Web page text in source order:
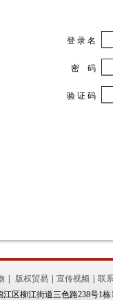
登 录 名
密 码
验 证 码
版权贸易 宣传视频 联
区柳江街道三色路238号1